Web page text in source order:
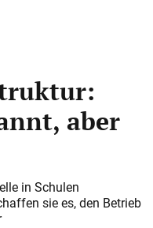
aber
in Schulen
sie es, den Betrieb